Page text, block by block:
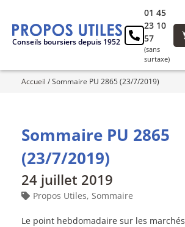
Conseils boursiers depuis 1952
01 45
23 10
57
(sans
surtaxe)
Accueil /Sommaire PU 2865 (23/7/2019)
Sommaire PU 2865
(23/7/2019)
24 juillet 2019
Propos Utiles, Sommaire
Le point hebdomadaire sur les marchés